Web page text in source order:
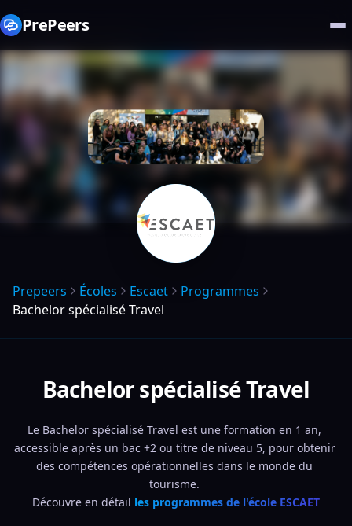
PrePeers
Prepeers Écoles Escaet
Programmes
Bachelor spécialisé Travel
Bachelor spécialisé Travel
Le Bachelor spécialisé Travel est une formation en 1 an,
accessible après un bac +2 ou titre de niveau 5, pour obtenir
des compétences opérationnelles dans le monde du
tourisme.
Découvre en détail les programmes de l'école ESCAET